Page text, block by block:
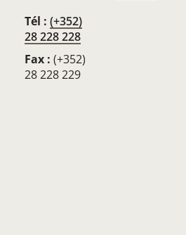
Tél : (+352)
28 228 228
Fax : (+352)
28 228 229